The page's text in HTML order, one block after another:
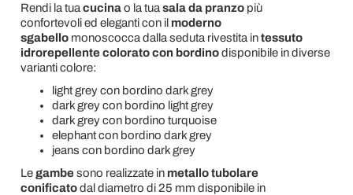
Rendi la tua cucinao la tua sala da pranzopiù
confortevoli ed eleganti con il moderno
sgabellomonoscocca dalla seduta rivestita intessuto
idrorepellente colorato con bordinodisponibile in diverse
varianti colore:
light grey con bordino dark grey
dark grey con bordino light grey
dark grey con bordino turquoise
elephant con bordino dark grey
jeans con bordino dark grey
Legambesono realizzate in metallo tubolare
conificatodal diametro di 25 mm disponibile in